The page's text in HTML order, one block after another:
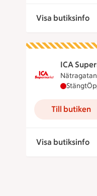
Visa butiksinfo
ICA
Nätragatan
ICAStängt
Till butiken
Visa butiksinfo